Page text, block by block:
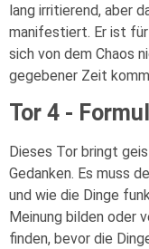
lang irritierend, aber
manifestiert. Er ist
sich von dem Chaos
gegebener Zeit
Tor 4 -
Dieses Tor bringt
Gedanken. Es muss
und wie die Dinge
Meinung bilden oder
finden, bevor die